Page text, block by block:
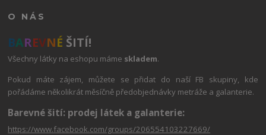
O NÁS
BAREVNÉ ŠITÍ!
Všechny látky na eshopu máme skladem.
Pokud máte zájem, můžete se přidat do naší FB skupiny, kde
pořádáme několikrát měsíčně předobjednávky metráže a galanterie.
Barevné šití: prodej látek a galanterie:
https://www.facebook.com/groups/206554103227669/